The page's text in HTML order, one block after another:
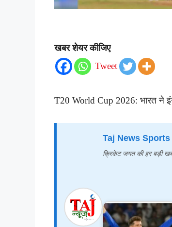
खबर शेयर कीजिए
Tweet
T20 World Cup 2026: भारत ने
Taj News Sports
क्रिकेट जगत की हर बड़ी